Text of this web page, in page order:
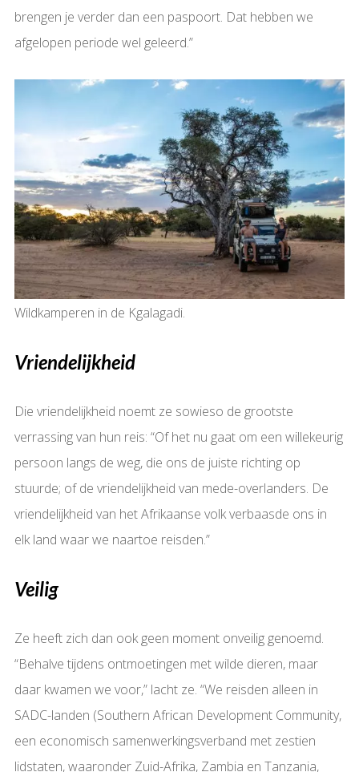
brengen je verder dan een paspoort. Dat hebben we
afgelopen periode wel geleerd.”
Wildkamperen in de Kgalagadi.
Vriendelijkheid
Die vriendelijkheid noemt ze sowieso de grootste
verrassing van hun reis: “Of het nu gaat om een willekeurig
persoon langs de weg, die ons de juiste richting op
stuurde; of de vriendelijkheid van mede-overlanders. De
vriendelijkheid van het Afrikaanse volk verbaasde ons in
elk land waar we naartoe reisden.”
Veilig
Ze heeft zich dan ook geen moment onveilig genoemd.
“Behalve tijdens ontmoetingen met wilde dieren, maar
daar kwamen we voor,” lacht ze. “We reisden alleen in
SADC-landen (Southern African Development Community,
een economisch samenwerkingsverband met zestien
lidstaten, waaronder Zuid-Afrika, Zambia en Tanzania,